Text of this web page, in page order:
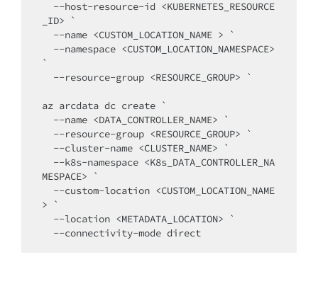
_ID> `
`
az arcdata dc create `
MESPACE> `
> `
  --connectivity-mode direct